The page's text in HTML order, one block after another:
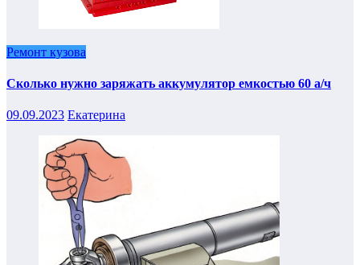
Ремонт кузова
Сколько нужно заряжать аккумулятор емкостью 60 а/ч
09.09.2023 Екатерина